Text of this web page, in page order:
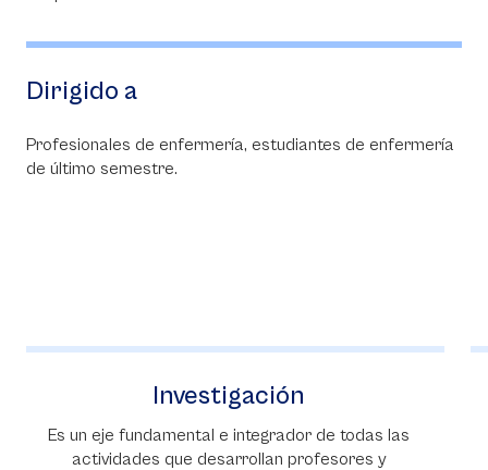
Dirigido a
Profesionales de enfermería, estudiantes de enfermería
de último semestre.
Prácticas
Son la estrategia pedagógica planificada y
organizada desde una institución educativa,